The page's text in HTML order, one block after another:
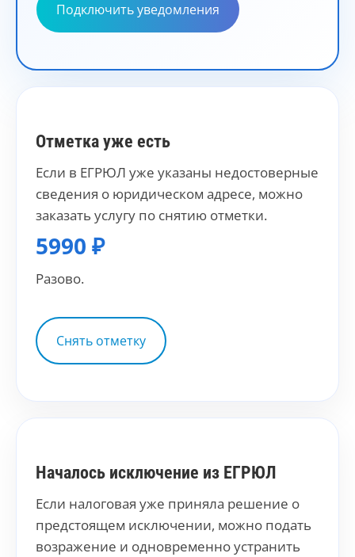
Подключить уведомления
Отметка уже есть
Если в ЕГРЮЛ уже указаны недостоверные
сведения о юридическом адресе, можно
заказать услугу по снятию отметки.
5990 ₽
Разово.
Снять отметку
Началось исключение из ЕГРЮЛ
Если налоговая уже приняла решение о
предстоящем исключении, можно подать
возражение и одновременно устранить